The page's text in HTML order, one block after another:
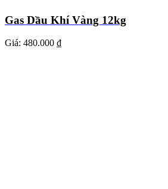
Gas Dầu Khí Vàng 12kg
Giá: 480.000 ₫